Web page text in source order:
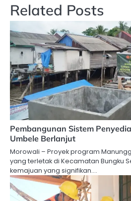
Related Posts
Pembangunan Sistem
Umbele Berlanjut
Morowali – Proyek program
yang terletak di Kecamatan Bungku
kemajuan yang signifikan.…